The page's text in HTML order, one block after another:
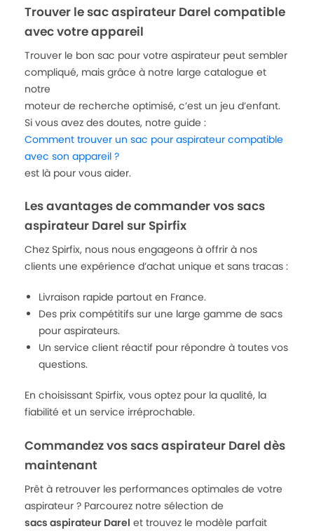
Trouver le sac aspirateur Darel compatible
avec votre appareil
Trouver le bon sac pour votre aspirateur peut sembler
compliqué, mais grâce à notre large catalogue et
notre
moteur de recherche optimisé, c’est un jeu d’enfant.
Si vous avez des doutes, notre guide :
Comment trouver un sac pour aspirateur compatible
avec son appareil ?
est là pour vous aider.
Les avantages de commander vos sacs
aspirateur Darel sur Spirfix
Chez Spirfix, nous nous engageons à offrir à nos
clients une expérience d’achat unique et sans tracas :
Livraison rapide partout en France.
Des prix compétitifs sur une large gamme de sacs
pour aspirateurs.
Un service client réactif pour répondre à toutes vos
questions.
En choisissant Spirfix, vous optez pour la qualité, la
fiabilité et un service irréprochable.
Commandez vos sacs aspirateur Darel dès
maintenant
Prêt à retrouver les performances optimales de votre
aspirateur ? Parcourez notre sélection de
sacs aspirateur Darel et trouvez le modèle parfait